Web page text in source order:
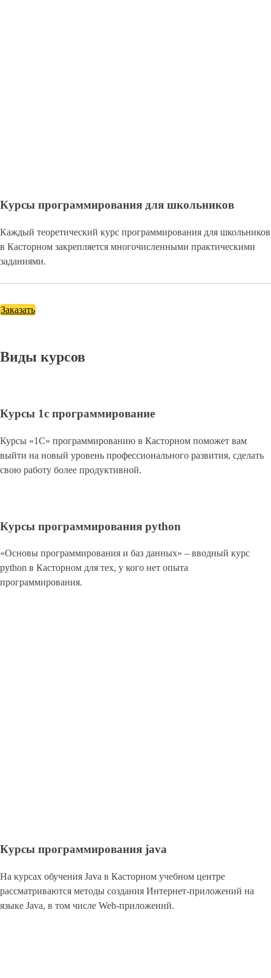
Курсы программирования для школьников
Каждый теоретический курс программирования для школьников
в Касторном закрепляется многочисленными практическими
заданиями.
Заказать
Виды курсов
Курсы 1с программирование
Курсы «1С» программированию в Касторном поможет вам
выйти на новый уровень профессионального развития, сделать
свою работу более продуктивной.
Курсы программирования python
«Основы программирования и баз данных» – вводный курс
python в Касторном для тех, у кого нет опыта
программирования.
Курсы программирования java
На курсах обучения Java в Касторном учебном центре
рассматриваются методы создания Интернет-приложений на
языке Java, в том числе Web-приложений.